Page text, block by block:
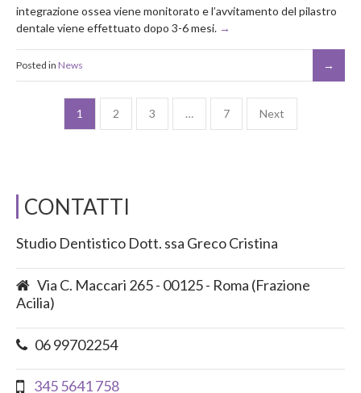
CONTATTI
Studio Dentistico Dott. ssa Greco Cristina
Via C. Maccari 265 - 00125 - Roma (Frazione
Acilia)
06 99702254
345 5641 758
integrazione ossea viene monitorato e l’avvitamento del pilastro
dentale viene effettuato dopo 3-6 mesi.
Posted in News
1 2 3 … 7 Next